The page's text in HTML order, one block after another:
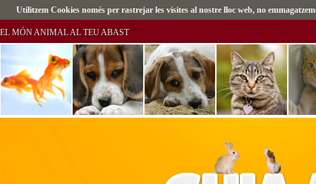
Utilitzem Cookies només per rastrejar les visites al nostre lloc web, no
EL MÓN ANIMAL AL TEU ABAST